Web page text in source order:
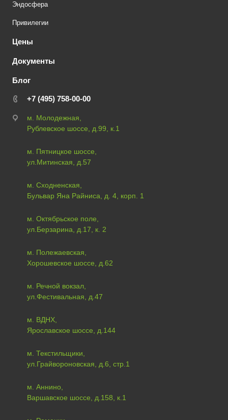
Эндосфера
Привилегии
Цены
Документы
Блог
+7 (495) 758-00-00
м. Молодежная,
Рублевское шоссе, д.99, к.1
м. Пятницкое шоссе,
ул.Митинская, д.57
м. Сходненская,
Бульвар Яна Райниса, д. 4, корп. 1
м. Октябрьское поле,
ул.Берзарина, д.17, к. 2
м. Полежаевская,
Хорошевское шоссе, д.62
м. Речной вокзал,
ул.Фестивальная, д.47
м. ВДНХ,
Ярославское шоссе, д.144
м. Текстильщики,
ул.Грайвороновская, д.6, стр.1
м. Аннино,
Варшавское шоссе, д.158, к.1